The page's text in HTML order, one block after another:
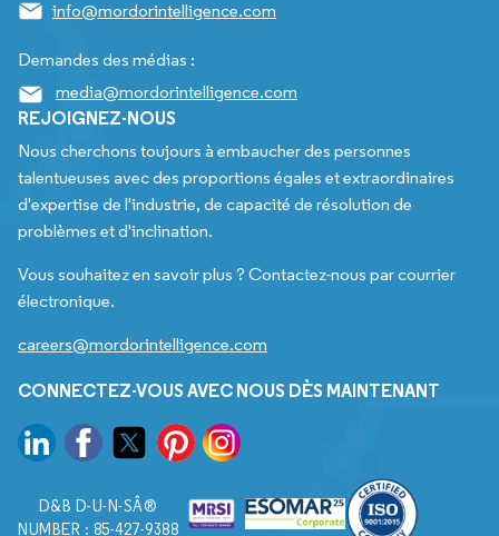
info@mordorintelligence.com
Demandes des médias :
media@mordorintelligence.com
REJOIGNEZ-NOUS
Nous cherchons toujours à embaucher des personnes
talentueuses avec des proportions égales et extraordinaires
d'expertise de l'industrie, de capacité de résolution de
problèmes et d'inclination.
Vous souhaitez en savoir plus ? Contactez-nous par courrier
électronique.
careers@mordorintelligence.com
CONNECTEZ-VOUS AVEC NOUS DÈS MAINTENANT
D&B D-U-N-SÂ®
NUMBER : 85-427-9388